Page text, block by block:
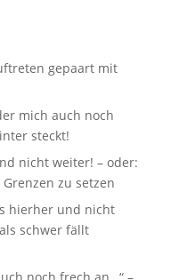
gepaart mit
mich auch noch
steckt!
nicht weiter! – oder:
zu setzen
hierher und nicht
schwer fällt